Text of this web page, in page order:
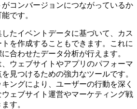
コンバージョンにつながっているか
です。
たイベントデータに基づいて、カス
を作成することもできます。これに
合わせたデータ分析が行えます。
ウェブサイトやアプリのパフォーマ
見つけるための強力なツールです。
ングにより、ユーザーの行動を深く
ェブサイト運営やマーケティング戦
す。